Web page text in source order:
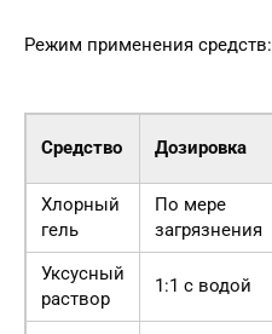
Режим применения средств:
Средство Дозировка
Хлорный
гель
По мере
загрязнения
Уксусный
раствор
1:1 с водой